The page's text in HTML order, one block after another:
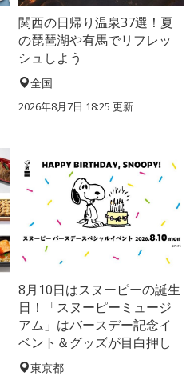
関西の日帰り温泉37選！夏
の琵琶湖や有馬でリフレッ
シュしよう
全国
2026年8月7日 18:25 更新
8月10日はスヌーピーの誕生
日！「スヌーピーミュージ
アム」はバースデー記念イ
ベント＆グッズが目白押し
東京都